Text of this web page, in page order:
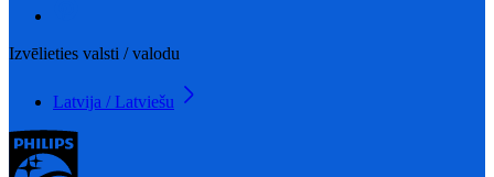
Izvēlieties valsti / valodu
Latvija / Latviešu